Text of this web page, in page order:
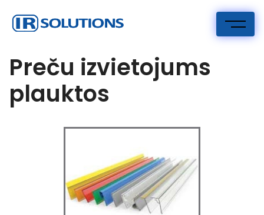
Preču izvietojums
plauktos